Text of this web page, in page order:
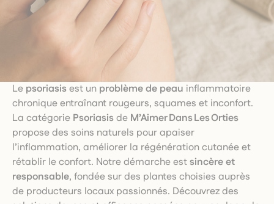
Le psoriasisest un problème de peau inflammatoire
chronique entraînant rougeurs, squames et inconfort.
La catégorie Psoriasisde M’Aimer Dans Les Orties
propose des soins naturels pour apaiser
l’inflammation, améliorer la régénération cutanée et
rétablir le confort. Notre démarche estsincère et
responsable, fondée sur des plantes choisies auprès
de producteurs locaux passionnés. Découvrez des